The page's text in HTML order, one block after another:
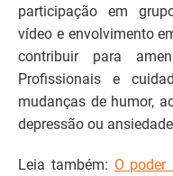
participação em
vídeo e envolvimento
contribuir para
Profissionais e
mudanças de humor,
depressão ou
Leia também: O